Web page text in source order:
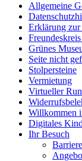
Allgemeine
Erklärung
Grünes
Seite nicht
Stolpersteine
Vermietung
Virtueller
Willkommen
Digitales
Ihr Besuch